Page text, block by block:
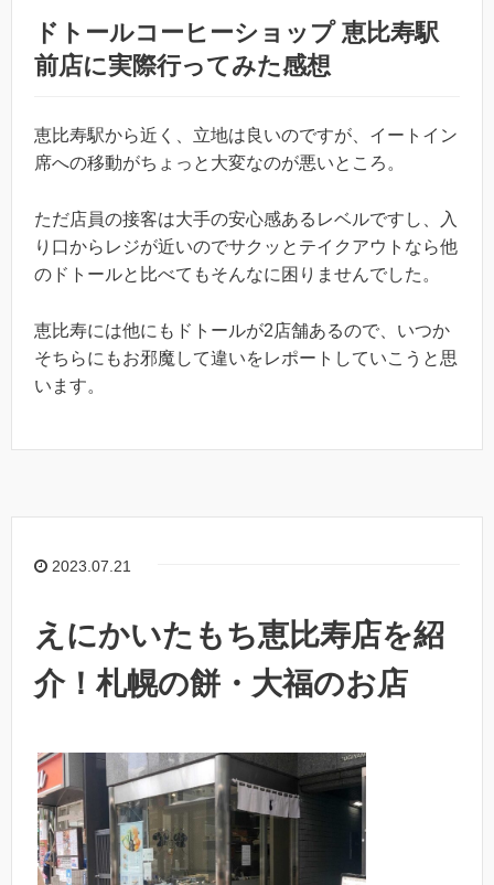
ドトールコーヒーショップ 恵比寿駅
前店に実際行ってみた感想
恵比寿駅から近く、立地は良いのですが、イートイン
席への移動がちょっと大変なのが悪いところ。
ただ店員の接客は大手の安心感あるレベルですし、入
り口からレジが近いのでサクッとテイクアウトなら他
のドトールと比べてもそんなに困りませんでした。
恵比寿には他にもドトールが2店舗あるので、いつか
そちらにもお邪魔して違いをレポートしていこうと思
います。
2023.07.21
えにかいたもち恵比寿店を紹
介！札幌の餅・大福のお店